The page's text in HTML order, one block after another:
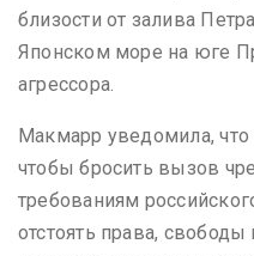
близости от залива
Японском море на юге
агрессора.
Макмарр уведомила, что
чтобы бросить вызов
требованиям
отстоять права,